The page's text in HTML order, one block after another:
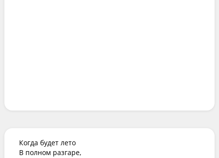
Когда будет лето
В полном разгаре,